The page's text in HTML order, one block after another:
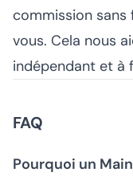
commission
vous. Cela nous
indépendant et à
FAQ
Pourquoi un